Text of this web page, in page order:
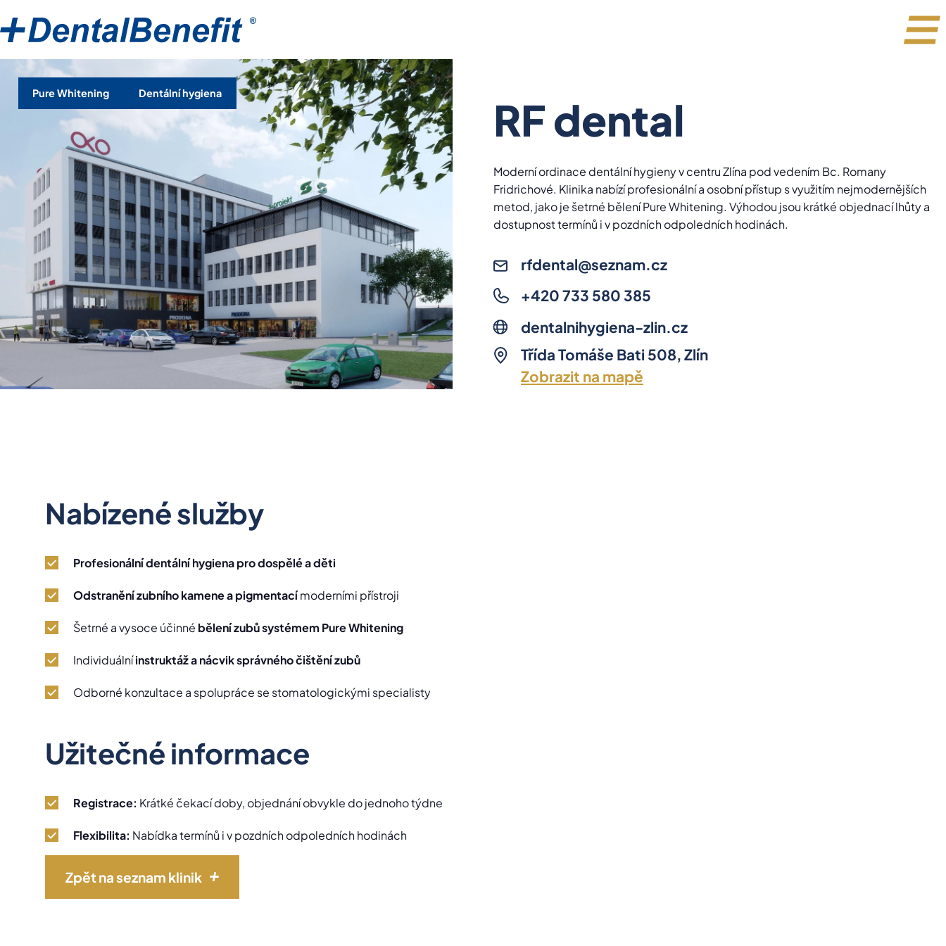
Pure Whitening Dentální hygiena
RF dental
Moderní ordinace dentální hygieny v centru Zlína pod vedením Bc. Romany
Fridrichové. Klinika nabízí profesionální a osobní přístup s využitím nejmodernějších
metod, jako je šetrné bělení Pure Whitening. Výhodou jsou krátké objednací lhůty a
dostupnost termínů i v pozdních odpoledních hodinách.
rfdental@seznam.cz
+420 733 580 385
dentalnihygiena-zlin.cz
Třída Tomáše Bati 508, Zlín
Zobrazit na mapě
Nabízené služby
Profesionální dentální hygiena pro dospělé a děti
Odstranění zubního kamene a pigmentacímoderními přístroji
Šetrné a vysoce účinné bělení zubů systémem Pure Whitening
Individuálníinstruktáž a nácvik správného čištění zubů
Odborné konzultace a spolupráce se stomatologickými specialisty
Užitečné informace
Registrace: Krátké čekací doby, objednání obvykle do jednoho týdne
Flexibilita: Nabídka termínů i v pozdních odpoledních hodinách
Zpět na seznam klinik